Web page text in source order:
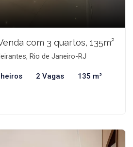
com 3 quartos, 135m²
Rio de Janeiro-RJ
2 Vagas 135 m²